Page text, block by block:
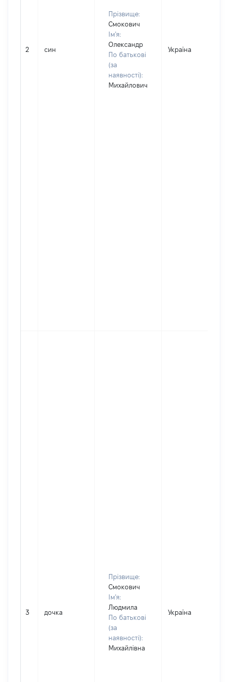
2 син
Прізвище:
Смокович
Ім'я:
Олександр
По батькові
(за
наявності):
Михайлович
Україна
3 дочка
Прізвище:
Смокович
Ім'я:
Людмила
По батькові
(за
наявності):
Михайлівна
Україна